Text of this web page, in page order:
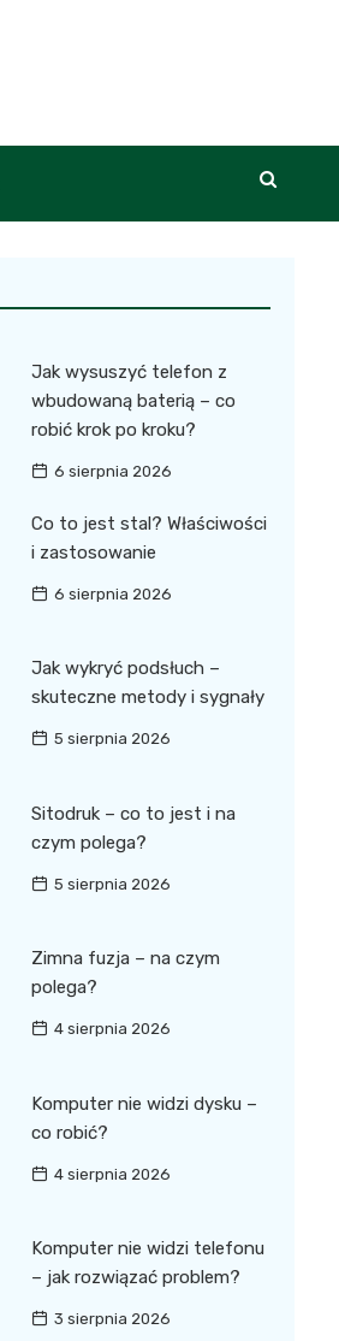
Jak wysuszyć telefon z
wbudowaną baterią – co
robić krok po kroku?
6 sierpnia 2026
Co to jest stal? Właściwości
i zastosowanie
6 sierpnia 2026
Jak wykryć podsłuch –
skuteczne metody i sygnały
5 sierpnia 2026
Sitodruk – co to jest i na
czym polega?
5 sierpnia 2026
Zimna fuzja – na czym
polega?
4 sierpnia 2026
Komputer nie widzi dysku –
co robić?
4 sierpnia 2026
Komputer nie widzi telefonu
– jak rozwiązać problem?
3 sierpnia 2026